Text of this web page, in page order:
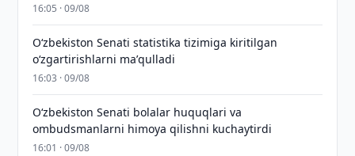
16:05 · 09/08
Oʻzbekiston Senati statistika tizimiga kiritilgan
oʻzgartirishlarni maʼqulladi
16:03 · 09/08
Oʻzbekiston Senati bolalar huquqlari va
ombudsmanlarni himoya qilishni kuchaytirdi
16:01 · 09/08